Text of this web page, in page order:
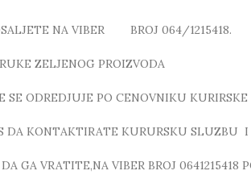
NA VIBER BROJ 064/1215418.
ZELJENOG PROIZVODA
ODREDJUJE PO CENOVNIKU KURIRSKE
KONTAKTIRATE KURURSKU SLUZBU
VRATITE,NA VIBER BROJ 0641215418